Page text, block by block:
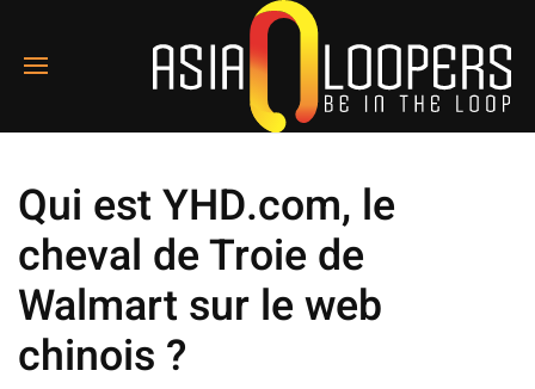
Qui est YHD.com, le
cheval de Troie de
Walmart sur le web
chinois ?